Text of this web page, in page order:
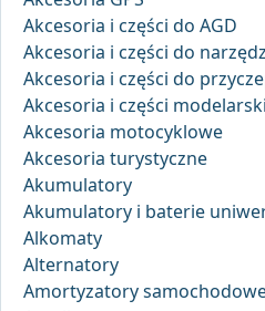
Akcesoria i części do AGD
Akcesoria i części do
Akcesoria i części do
Akcesoria i części
Akcesoria motocyklowe
Akcesoria turystyczne
Akumulatory
Akumulatory i baterie
Alkomaty
Alternatory
Amortyzatory